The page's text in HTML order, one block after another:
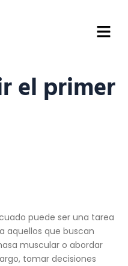
el primer
puede ser una tarea
aquellos que buscan
muscular o abordar
tomar decisiones